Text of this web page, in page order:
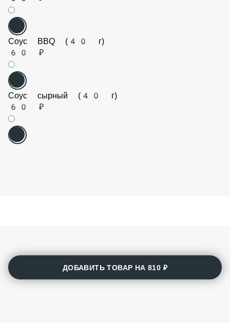
Соус горчичный (40 г)
60 ₽
Соус BBQ (40 г)
60 ₽
Соус сырный (40 г)
60 ₽
ДОБАВИТЬ ТОВАР НА810 ₽